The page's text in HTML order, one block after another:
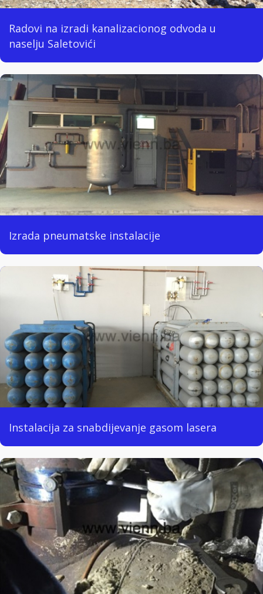
Radovi na izradi kanalizacionog odvoda u
naselju Saletovići
Izrada pneumatske instalacije
Instalacija za snabdijevanje gasom lasera